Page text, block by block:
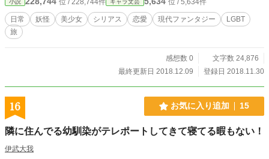
小説 位 / 228,744件 キャラ文芸 位 / 5,634件
日常 妖怪 美少女 シリアス 恋愛 現代ファンタジー
LGBT
旅
感想数 0
文字数 24,876
最終更新日 2018.12.09
登録日 2018.11.30
16 お気に入り追加 15
隣に住んでる幼馴染がテレポートしてきて寝てる暇もない！
伊武大我